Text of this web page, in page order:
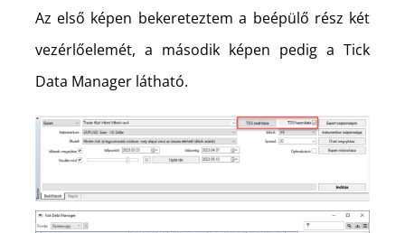
Az első képen bekereteztem a beépülő rész két
vezérlőelemét, a második képen pedig a Tick
Data Manager látható.